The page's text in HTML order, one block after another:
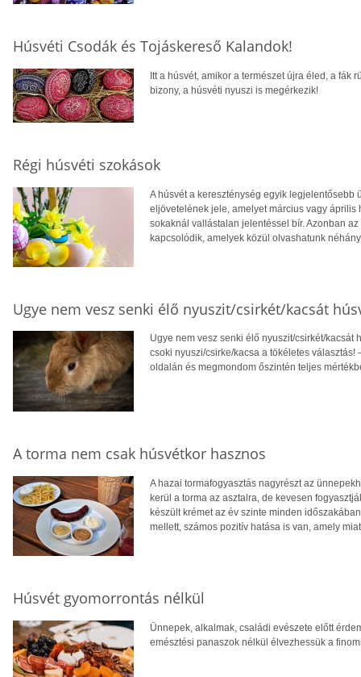
Húsvéti Csodák és Tojáskereső Kalandok!
Itt a húsvét, amikor a természet újra éled, a fák
bizony, a húsvéti nyuszi is megérkezik!
Régi húsvéti szokások
A húsvét a kereszténység egyik legjelentősebb
eljövetelének jele, amelyet március vagy
sokaknál vallástalan jelentéssel bír. Azonban
kapcsolódik, amelyek közül olvashatunk
Ugye nem vesz senki élő nyuszit/csirkét/kacsát
Ugye nem vesz senki élő nyuszit/csirkét/
csoki nyuszi/csirke/kacsa a tökéletes
oldalán és megmondom őszintén teljes
A torma nem csak húsvétkor hasznos
A hazai tormafogyasztás nagyrészt az
kerül a torma az asztalra, de kevesen
készült krémet az év szinte minden
mellett, számos pozitív hatása is van, amely
Húsvét gyomorrontás nélkül
Ünnepek, alkalmak, családi evészete előtt
emésztési panaszok nélkül élvezhessük a